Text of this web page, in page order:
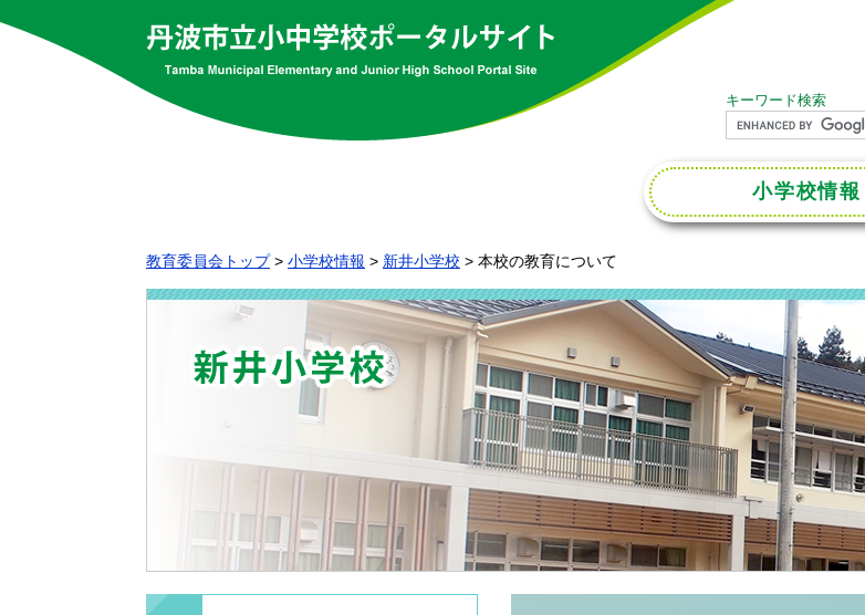
キーワード検索
小学校情報
教育委員会トップ > 小学校情報 > 新井小学校 > 本校の教育について